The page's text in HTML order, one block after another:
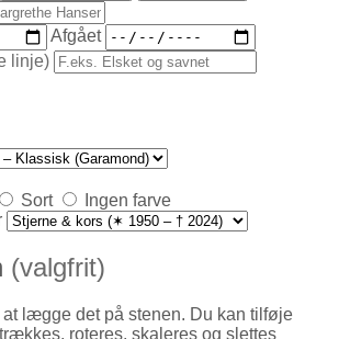
Afgået
linje)
Sort
Ingen farve
(valgfrit)
at lægge det på stenen. Du kan tilføje
roteres, skaleres og slettes